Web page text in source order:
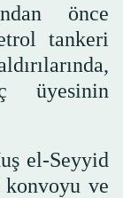
önce
tankeri
üyesinin
el-Seyyid
ve